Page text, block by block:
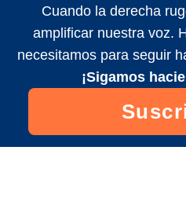
Cuando la derecha
amplificar nuestra voz.
necesitamos para seguir
¡Sigamos